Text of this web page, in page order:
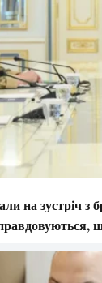
на зустріч з